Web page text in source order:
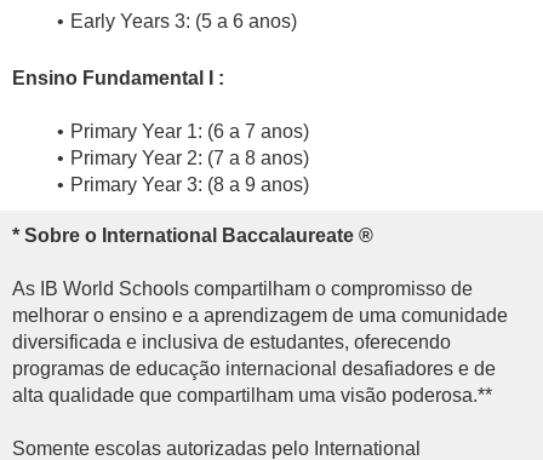
Early Years 3: (5 a 6 anos)
Ensino Fundamental I :
Primary Year 1: (6 a 7 anos)
Primary Year 2: (7 a 8 anos)
Primary Year 3: (8 a 9 anos)
* Sobre o International Baccalaureate ®
As IB World Schools compartilham o compromisso de
melhorar o ensino e a aprendizagem de uma comunidade
diversificada e inclusiva de estudantes, oferecendo
programas de educação internacional desafiadores e de
alta qualidade que compartilham uma visão poderosa.**
Somente escolas autorizadas pelo International